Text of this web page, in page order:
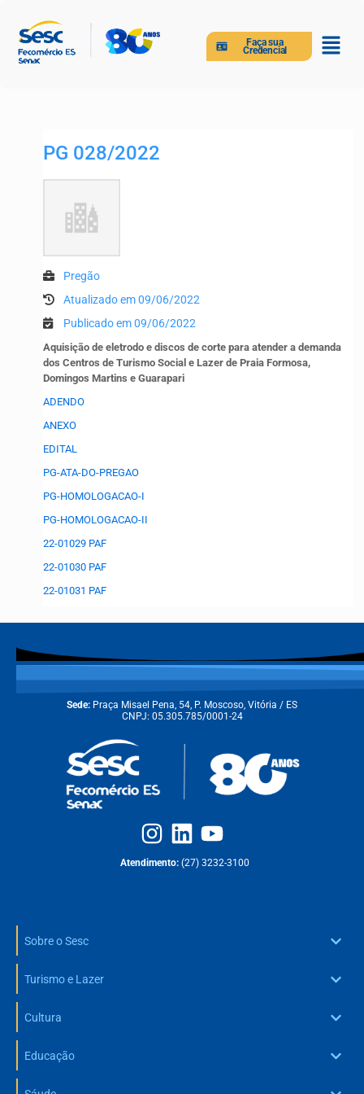
Faça sua
Credencial
PG 028/2022
Pregão
Atualizado em 09/06/2022
Publicado em 09/06/2022
Aquisição de eletrodo e discos de corte para atender a demanda
dos Centros de Turismo Social e Lazer de Praia Formosa,
Domingos Martins e Guarapari
ADENDO
ANEXO
EDITAL
PG-ATA-DO-PREGAO
PG-HOMOLOGACAO-I
PG-HOMOLOGACAO-II
22-01029 PAF
22-01030 PAF
22-01031 PAF
Sede: Praça Misael Pena, 54, P. Moscoso, Vitória / ES
CNPJ: 05.305.785/0001-24
Atendimento: (27) 3232-3100
Sobre o Sesc
Turismo e Lazer
Cultura
Educação